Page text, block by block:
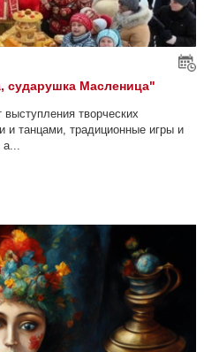
сударушка Масленица"
творческих
и танцами, традиционные игры и